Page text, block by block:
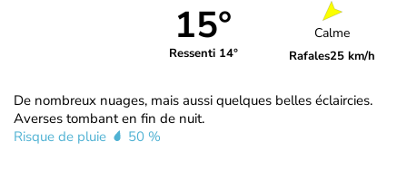
15°
Ressenti 14°
Calme
Rafales25 km/h
De nombreux nuages, mais aussi quelques belles éclaircies.
Averses tombant en fin de nuit.
Risque de pluie
50 %